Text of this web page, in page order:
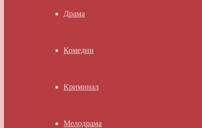
Драма
Комедии
Криминал
Мелодрама